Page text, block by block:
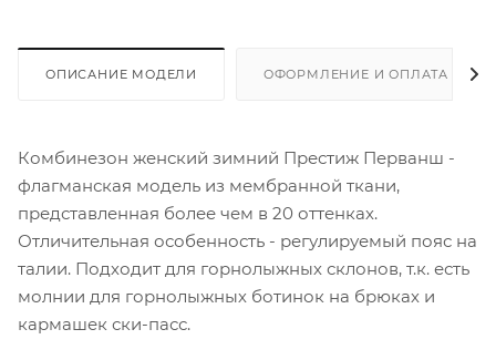
ОПИСАНИЕ МОДЕЛИ ОФОРМЛЕНИЕ И ОПЛАТА
Комбинезон женский зимний Престиж Перванш -
флагманская модель из мембранной ткани,
представленная более чем в 20 оттенках.
Отличительная особенность - регулируемый пояс на
талии. Подходит для горнолыжных склонов, т.к. есть
молнии для горнолыжных ботинок на брюках и
кармашек ски-пасс.